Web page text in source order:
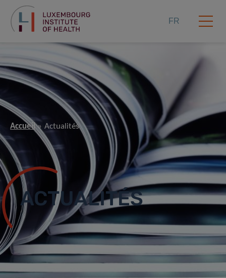
FR
Accueil Actualités
ACTUALITÉS